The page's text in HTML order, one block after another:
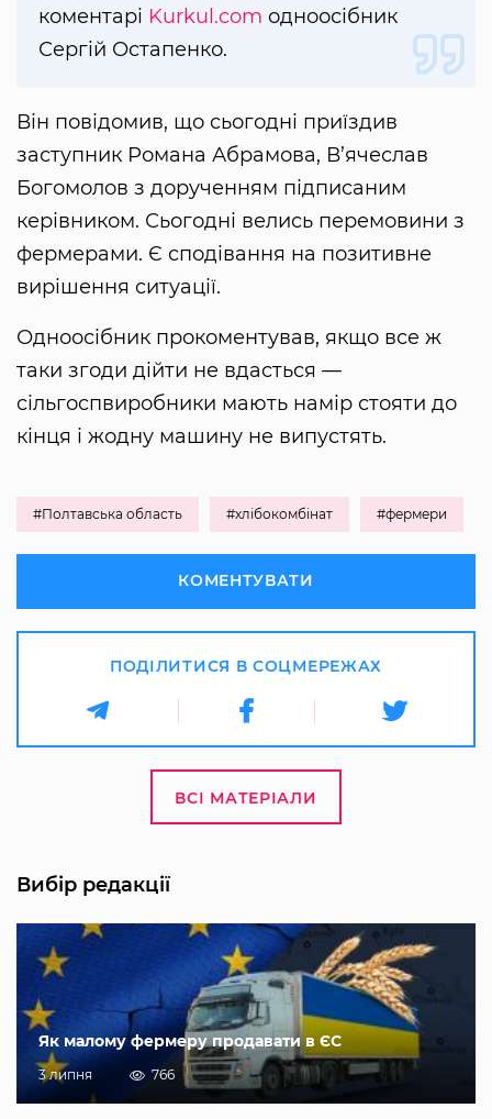
коментарі Kurkul.com одноосібник
Сергій Остапенко.
Він повідомив, що сьогодні приїздив
заступник Романа Абрамова, В’ячеслав
Богомолов з дорученням підписаним
керівником. Сьогодні велись перемовини з
фермерами. Є сподівання на позитивне
вирішення ситуації.
Одноосібник прокоментував, якщо все ж
таки згоди дійти не вдасться —
сільгоспвиробники мають намір стояти до
кінця і жодну машину не випустять.
#Полтавська область #хлібокомбінат #фермери
КОМЕНТУВАТИ
ПОДІЛИТИСЯ В СОЦМЕРЕЖАХ
ВСІ МАТЕРІАЛИ
Вибір редакції
Як малому фермеру продавати в ЄС
3 липня 766